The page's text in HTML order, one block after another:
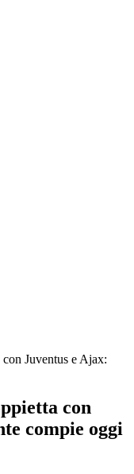
Juventus e Ajax:
con
compie oggi